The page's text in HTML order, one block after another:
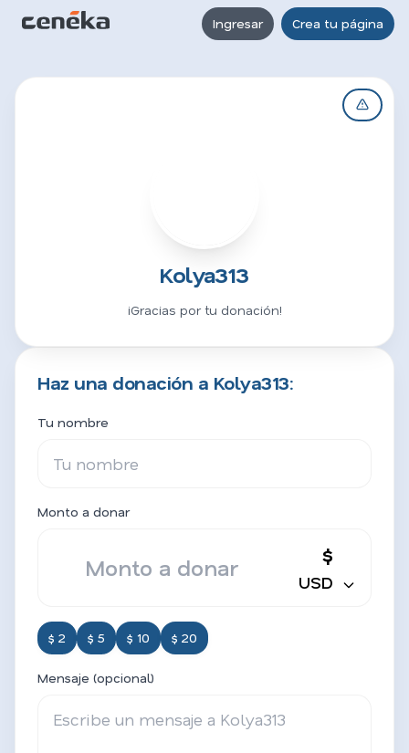
Ingresar Crea tu página
Kolya313
¡Gracias por tu donación!
Haz una donación a Kolya313:
Tu nombre
Monto a donar
$
USD
$ 2 $ 5 $ 10 $ 20
Mensaje (opcional)